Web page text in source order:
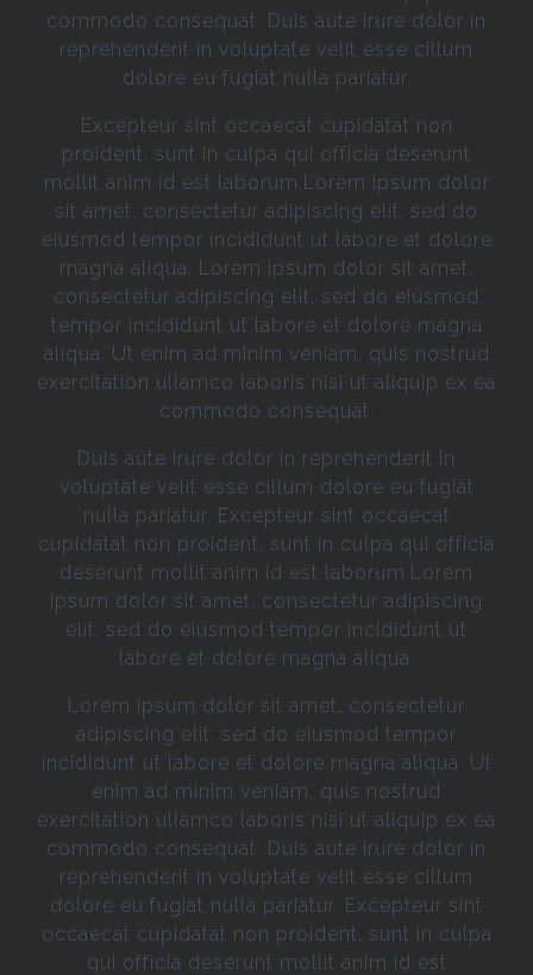
commodo consequat. Duis aute irure dolor in
reprehenderit in voluptate velit esse cillum
dolore eu fugiat nulla pariatur.
Excepteur sint occaecat cupidatat non
proident, sunt in culpa qui officia deserunt
mollit anim id est laborum.Lorem ipsum dolor
sit amet, consectetur adipiscing elit, sed do
eiusmod tempor incididunt ut labore et dolore
magna aliqua. Lorem ipsum dolor sit amet,
consectetur adipiscing elit, sed do eiusmod
tempor incididunt ut labore et dolore magna
aliqua. Ut enim ad minim veniam, quis nostrud
exercitation ullamco laboris nisi ut aliquip ex ea
commodo consequat.
Duis aute irure dolor in reprehenderit in
voluptate velit esse cillum dolore eu fugiat
nulla pariatur. Excepteur sint occaecat
cupidatat non proident, sunt in culpa qui officia
deserunt mollit anim id est laborum.Lorem
ipsum dolor sit amet, consectetur adipiscing
elit, sed do eiusmod tempor incididunt ut
labore et dolore magna aliqua.
Lorem ipsum dolor sit amet, consectetur
adipiscing elit, sed do eiusmod tempor
incididunt ut labore et dolore magna aliqua. Ut
enim ad minim veniam, quis nostrud
exercitation ullamco laboris nisi ut aliquip ex ea
commodo consequat. Duis aute irure dolor in
reprehenderit in voluptate velit esse cillum
dolore eu fugiat nulla pariatur. Excepteur sint
occaecat cupidatat non proident, sunt in culpa
qui officia deserunt mollit anim id est